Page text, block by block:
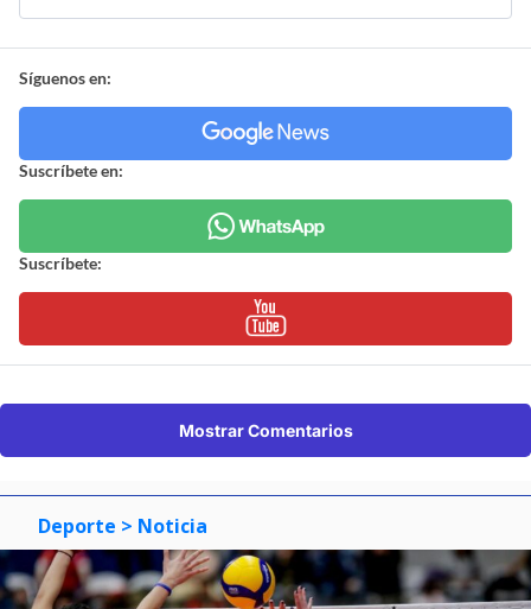
Síguenos en:
Suscríbete en:
Suscríbete:
Mostrar Comentarios
Deporte > Noticia